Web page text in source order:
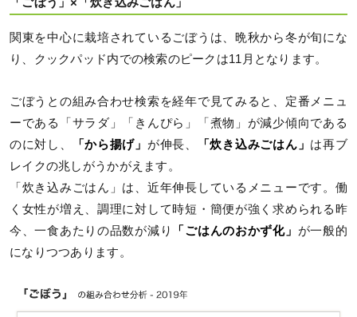
「ごぼう」×「炊き込みごはん」
関東を中心に栽培されているごぼうは、晩秋から冬が旬にな
り、クックパッド内での検索のピークは11月となります。
ごぼうとの組み合わせ検索を経年で見てみると、定番メニュ
ーである「サラダ」「きんぴら」「煮物」が減少傾向である
のに対し、
「から揚げ」 が伸長、 「炊き込みごはん」 は再ブ
レイクの兆しがうかがえます。
「炊き込みごはん」は、近年伸長しているメニューです。働
く女性が増え、調理に対して時短・簡便が強く求められる昨
今、一食あたりの品数が減り
「ごはんのおかず化」 が一般的
になりつつあります。